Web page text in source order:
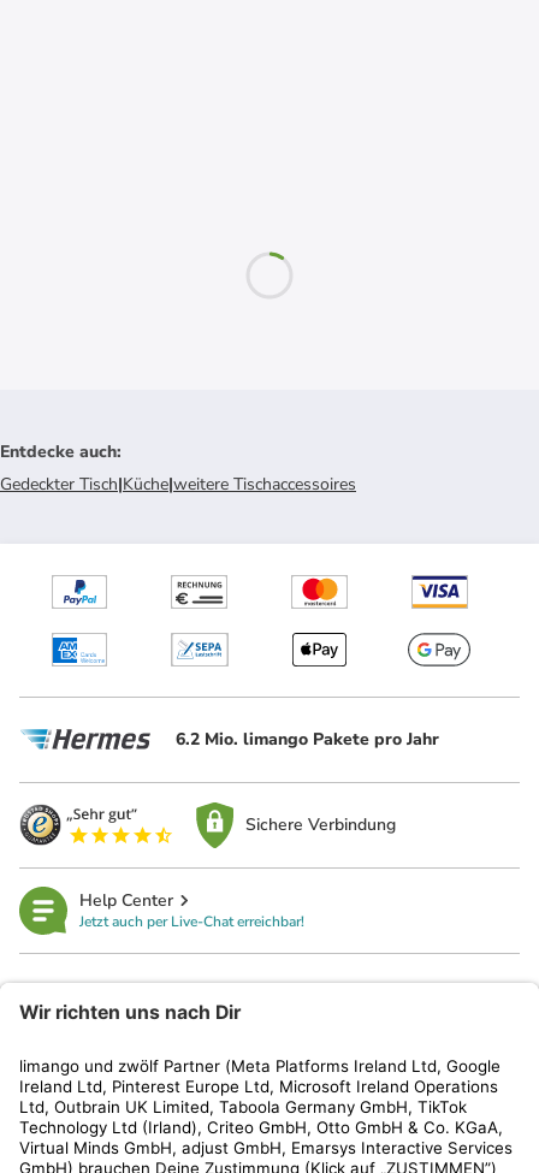
Entdecke auch:
Gedeckter Tisch|Küche|weitere Tischaccessoires
6.2 Mio. limango Pakete pro Jahr
Sichere Verbindung
Help Center
Jetzt auch per Live-Chat erreichbar!
Kundenservice
Shop